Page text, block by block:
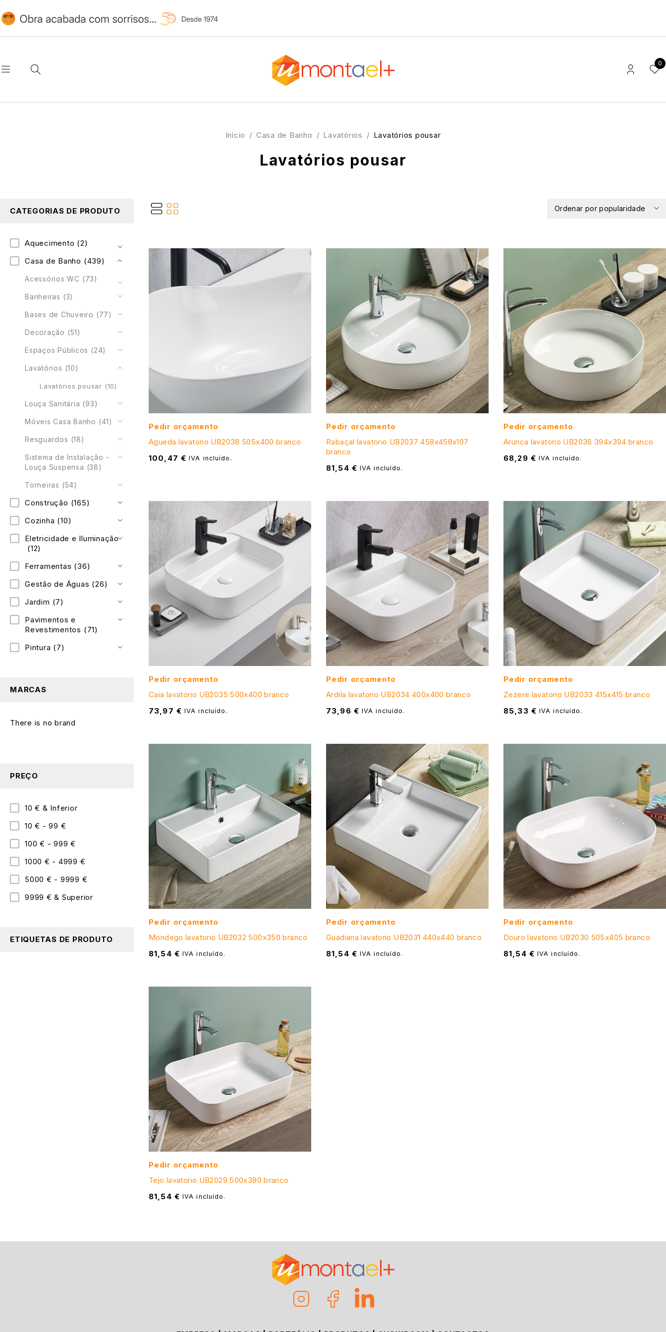
0
Lavatórios pousar
Início / Casa de Banho / Lavatórios / Lavatórios pousar
CATEGORIAS DE PRODUTO
Aquecimento (2)
Casa de Banho (439)
Acessórios WC (73)
Banheiras (3)
Bases de Chuveiro (77)
Decoração (51)
Espaços Públicos (24)
Lavatórios (10)
Lavatórios pousar (10)
Louça Sanitária (93)
Móveis Casa Banho (41)
Resguardos (18)
Sistema de Instalação -
Louça Suspensa (38)
Torneiras (54)
Construção (165)
Cozinha (10)
Eletricidade e Iluminação
(12)
Ferramentas (36)
Gestão de Águas (26)
Jardim (7)
Pavimentos e
Revestimentos (71)
Pintura (7)
MARCAS
There is no brand
PREÇO
10 € & Inferior
10 € - 99 €
100 € - 999 €
1000 € - 4999 €
5000 € - 9999 €
9999 € & Superior
ETIQUETAS DE PRODUTO
Ordenar por popularidade
Pedir orçamento
Agueda lavatorio UB2038 505x400 branco
100,47 € IVA incluído.
Pedir orçamento
Rabaçal lavatorio UB2037 458x458x107
branco
81,54 € IVA incluído.
Pedir orçamento
Arunca lavatorio UB2036 394x394 branco
68,29 € IVA incluído.
Pedir orçamento
Caia lavatorio UB2035 500x400 branco
73,97 € IVA incluído.
Pedir orçamento
Ardila lavatorio UB2034 400x400 branco
73,96 € IVA incluído.
Pedir orçamento
Zezere lavatorio UB2033 415x415 branco
85,33 € IVA incluído.
Pedir orçamento
Mondego lavatorio UB2032 500x350 branco
81,54 € IVA incluído.
Pedir orçamento
Guadiana lavatorio UB2031 440x440 branco
81,54 € IVA incluído.
Pedir orçamento
Douro lavatorio UB2030 505x405 branco
81,54 € IVA incluído.
Pedir orçamento
Tejo lavatorio UB2029 500x390 branco
81,54 € IVA incluído.